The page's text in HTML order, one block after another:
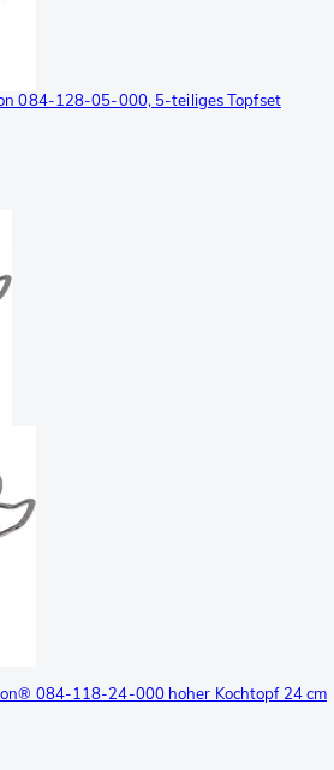
084-128-05-000, 5-teiliges Topfset
084-118-24-000 hoher Kochtopf 24 cm